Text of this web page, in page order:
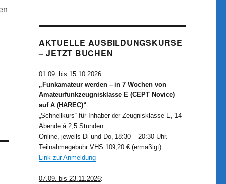
AKTUELLE AUSBILDUNGSKURSE
– JETZT BUCHEN
01.09. bis 15.10.2026:
„Funkamateur werden – in 7 Wochen von
Amateurfunkzeugnisklasse E (CEPT Novice)
auf A (HAREC)“
„Schnellkurs“ für Inhaber der Zeugnisklasse E, 14
Abende á 2,5 Stunden.
Online, jeweils Di und Do, 18:30 – 20:30 Uhr.
Teilnahmegebühr VHS 109,20 € (ermäßigt).
Link zur Anmeldung
07.09. bis 23.11.2026: